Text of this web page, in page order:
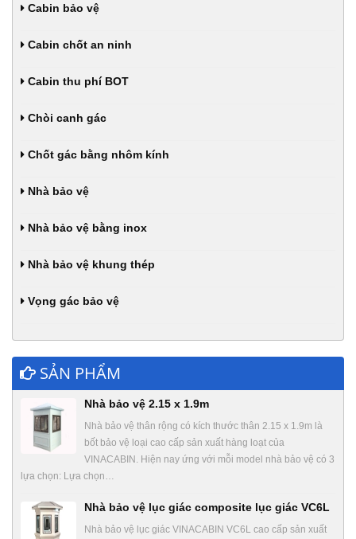
Cabin bảo vệ
Cabin chốt an ninh
Cabin thu phí BOT
Chòi canh gác
Chốt gác bằng nhôm kính
Nhà bảo vệ
Nhà bảo vệ bằng inox
Nhà bảo vệ khung thép
Vọng gác bảo vệ
SẢN PHẨM
Nhà bảo vệ 2.15 x 1.9m
Nhà bảo vệ thân rộng có kích thước thân 2.15 x 1.9m là
bốt bảo vệ loại cao cấp sản xuất hàng loạt của
VINACABIN. Hiện nay ứng với mỗi model nhà bảo vệ có 3
lựa chọn: Lựa chọn…
Nhà bảo vệ lục giác composite lục giác VC6L
Nhà bảo vệ lục giác VINACABIN VC6L cao cấp sản xuất